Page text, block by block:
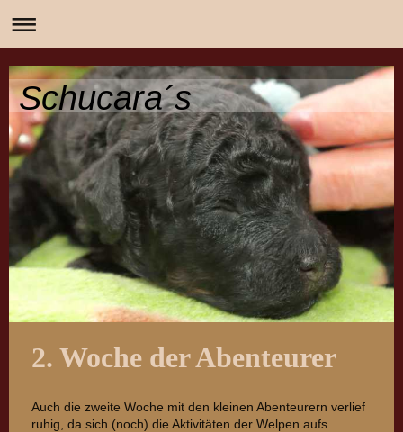
Schucara´s
2. Woche der Abenteurer
Auch die zweite Woche mit den kleinen Abenteurern verlief
ruhig, da sich (noch) die Aktivitäten der Welpen aufs